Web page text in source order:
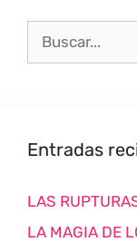
Entradas
LAS
LA MAGIA DE